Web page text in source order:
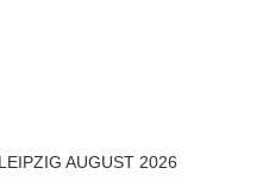
AUGUST 2026